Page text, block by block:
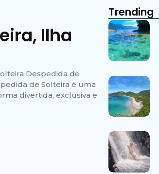
Ilha
Despedida de
de Solteira é uma
divertida, exclusiva e
Trending